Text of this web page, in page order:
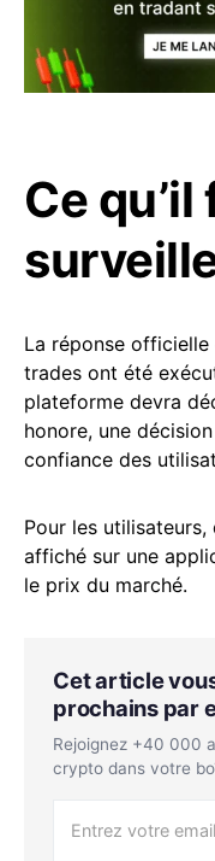
Ce qu’il
La réponse
trades ont été
plateforme devra
honore, une
confiance des
Pour les utilisateurs,
affiché sur une
le prix du marché.
Cet article
prochains par
Rejoignez +40 000
crypto dans votre